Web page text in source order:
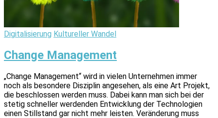
Digitalisierung Kultureller Wandel
Change Management
„Change Management“ wird in vielen Unternehmen immer
noch als besondere Disziplin angesehen, als eine Art Projekt,
die beschlossen werden muss. Dabei kann man sich bei der
stetig schneller werdenden Entwicklung der Technologien
einen Stillstand gar nicht mehr leisten. Veränderung muss